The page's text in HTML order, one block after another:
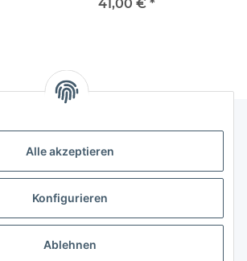
Alle akzeptieren
Konfigurieren
Ablehnen
41,00 € *